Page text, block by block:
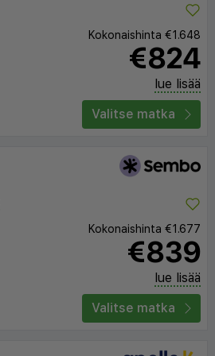
Kokonaishinta €1.648
€824
lue lisää
Valitse matka
Kokonaishinta €1.677
€839
lue lisää
Valitse matka